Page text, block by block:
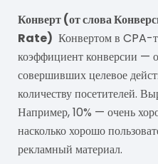
Конверт (от слова
Rate) Конвертом в CPA-
коэффициент конверсии —
совершивших целевое
количеству посетителей.
Например, 10% — очень
насколько хорошо
рекламный материал.